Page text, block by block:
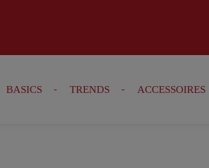
BASICS TRENDS ACCESSOIRES